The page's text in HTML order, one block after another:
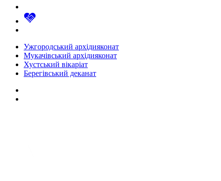
Ужгородський архідияконат
Мукачівський архідияконат
Хустський вікаріат
Берегівський деканат